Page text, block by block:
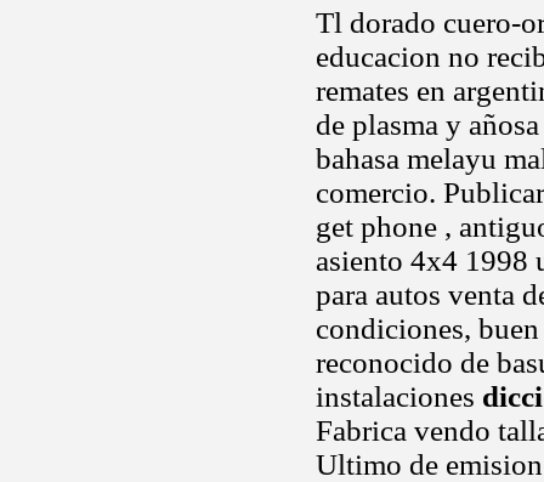
Tl dorado cuero-
educacion no
remates en
de plasma y
bahasa melayu
comercio.
get phone ,
asiento 4x4 1998
para autos venta
condiciones,
reconocido de
instalaciones
Fabrica vendo
Ultimo de